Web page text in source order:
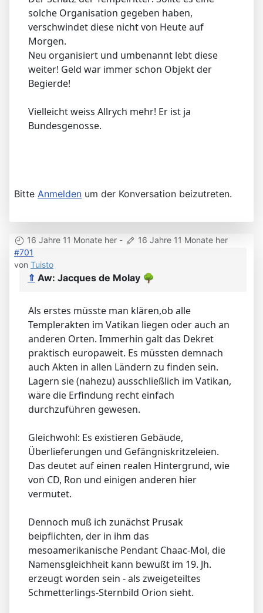
solche Organisation gegeben haben,
verschwindet diese nicht von Heute auf
Morgen.
Neu organisiert und umbenannt lebt diese
weiter! Geld war immer schon Objekt der
Begierde!
Vielleicht weiss Allrych mehr! Er ist ja
Bundesgenosse.
Bitte Anmelden um der Konversation beizutreten.
16 Jahre 11 Monate her -
16 Jahre 11 Monate her
#701
von Tuisto
⇑ Aw: Jacques de Molay 🌳
Als erstes müsste man klären,ob alle
Templerakten im Vatikan liegen oder auch an
anderen Orten. Immerhin galt das Dekret
praktisch europaweit. Es müssten demnach
auch Akten in allen Ländern zu finden sein.
Lagern sie (nahezu) ausschließlich im Vatikan,
wäre die Erfindung recht einfach
durchzuführen gewesen.
Gleichwohl: Es existieren Gebäude,
Überlieferungen und Gefängniskritzeleien.
Das deutet auf einen realen Hintergrund, wie
von CD, Ron und einigen anderen hier
vermutet.
Dennoch muß ich zunächst Prusak
beipflichten, der in ihm das
mesoamerikanische Pendant Chaac-Mol, die
Namensgleichheit kann bewußt im 19. Jh.
erzeugt worden sein - als zweigeteiltes
Schmetterlings-Sternbild Orion sieht.